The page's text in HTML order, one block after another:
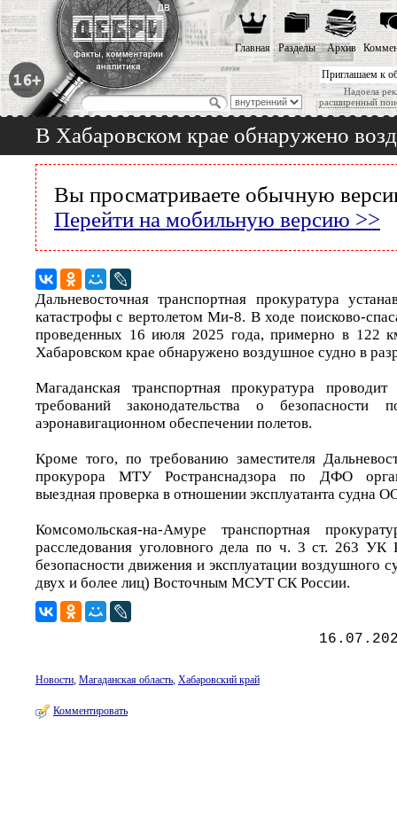
Приглашаем к
Надоела
расширенный
Главная Разделы Архив
В Хабаровском крае обнаружено
Вы просматриваете обычную
Перейти на мобильную версию >>
Дальневосточная транспортная прокуратура
катастрофы с вертолетом Ми-8. В ходе поисково-
проведенных 16 июля 2025 года, примерно в 122
Хабаровском крае обнаружено воздушное судно в
Магаданская транспортная прокуратура
требований законодательства о
аэронавигационном обеспечении полетов.
Кроме того, по требованию заместителя
прокурора МТУ Ространснадзора по ДФО
выездная проверка в отношении эксплуатанта судна
Комсомольская-на-Амуре транспортная
расследования уголовного дела по ч. 3 ст. 263
безопасности движения и эксплуатации воздушного
двух и более лиц) Восточным МСУТ СК России.
Новости, Магаданская область, Хабаровский край
Комментировать